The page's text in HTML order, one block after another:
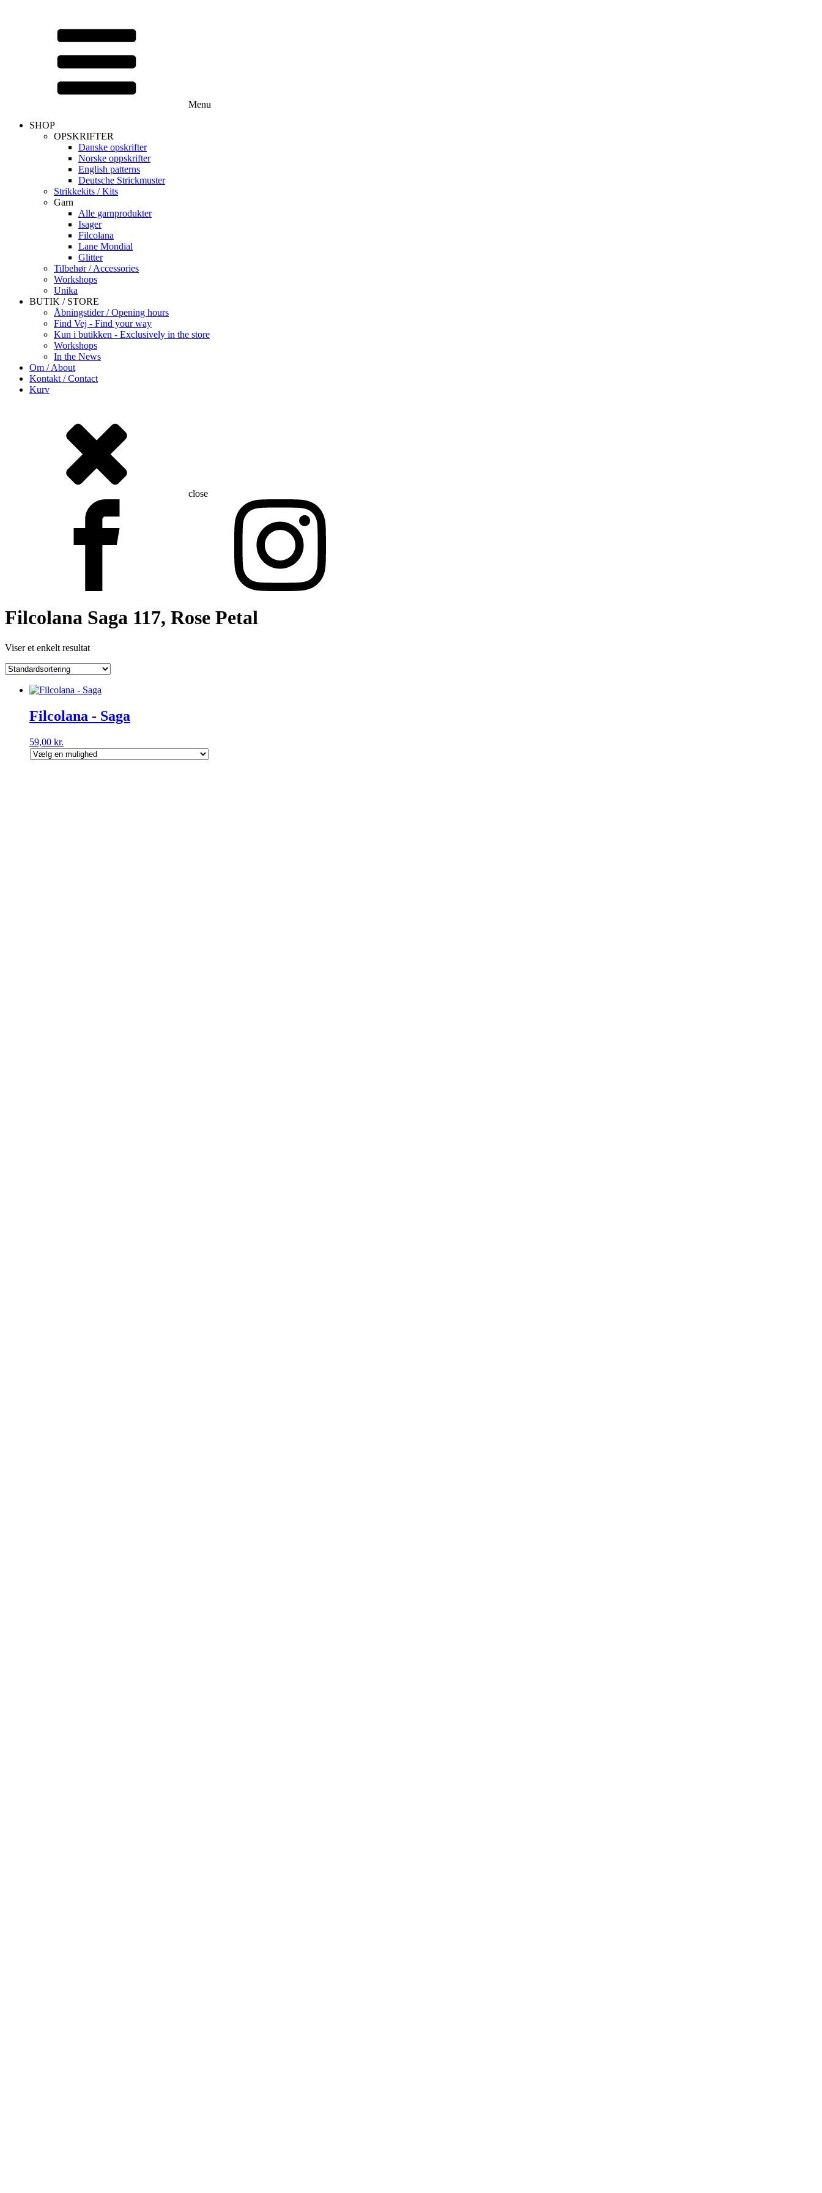
Menu
SHOP
OPSKRIFTER
Danske opskrifter
Norske oppskrifter
English patterns
Deutsche Strickmuster
Strikkekits / Kits
Garn
Alle garnprodukter
Isager
Filcolana
Lane Mondial
Glitter
Tilbehør / Accessories
Workshops
Unika
BUTIK / STORE
Åbningstider / Opening hours
Find Vej - Find your way
Kun i butikken - Exclusively in the store
Workshops
In the News
Om / About
Kontakt / Contact
Kurv
close
Filcolana Saga 117, Rose Petal
Viser et enkelt resultat
Filcolana - Saga
59,00 kr.